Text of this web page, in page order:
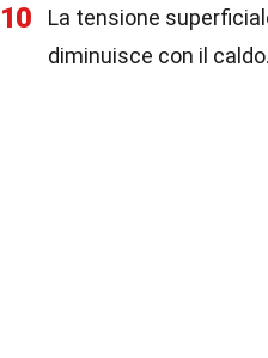
10
La tensione
diminuisce con il caldo.